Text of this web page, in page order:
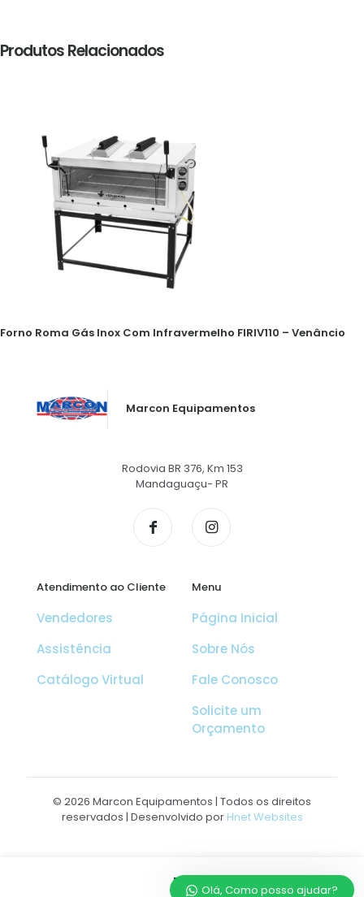
Produtos Relacionados
Forno Roma Gás Inox Com Infravermelho FIRIV110 – Venâncio
Marcon Equipamentos
Rodovia BR 376, Km 153
Mandaguaçu- PR
Atendimento ao Cliente
Vendedores
Assistência
Catálogo Virtual
Menu
Página Inicial
Sobre Nós
Fale Conosco
Solicite um
Orçamento
© 2026 Marcon Equipamentos | Todos os direitos
reservados | Desenvolvido por Hnet Websites
Olá, Como posso ajudar?